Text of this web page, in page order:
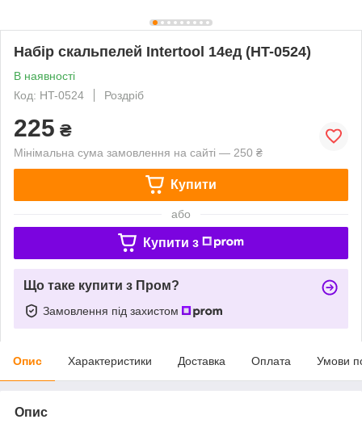
Набір скальпелей Intertool 14ед (HT-0524)
В наявності
Код: HT-0524
Роздріб
225 ₴
Мінімальна сума замовлення на сайті — 250 ₴
Купити
або
Купити з
Що таке купити з Пром?
Замовлення під захистом
Опис Характеристики Доставка Оплата Умови
Опис